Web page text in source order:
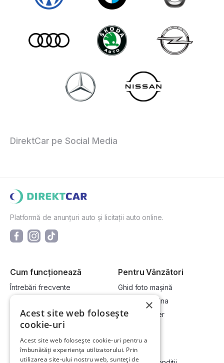
DirektCar pe Social Media
Platformă de anunțuri auto și licitații auto online.
Cum funcționează
Întrebări frecvente
Cum vând la licitație?
Pentru Vânzători
Ghid foto mașină
Vinde-ți mașina
Devino dealer
Link-uri utile Compania
×
Acest site web folosește
cookie-uri
Acest site web folosește cookie-uri pentru a
îmbunătăți experiența utilizatorului. Prin
utilizarea site-ului nostru web, sunteți de